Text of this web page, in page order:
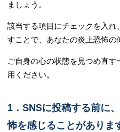
ましょう。
該当する項目にチェックを入れ
すことで、あなたの炎上恐怖の
ご自身の心の状態を見つめ直す
用ください。
1．SNSに投稿する前に
怖を感じることがありま